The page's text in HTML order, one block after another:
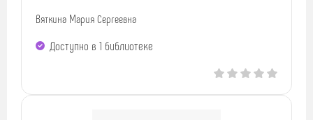
Вяткина Мария Сергеевна
Доступно в 1 библиотекe